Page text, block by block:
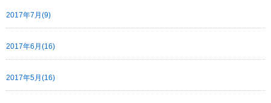
2017年7月(9)
2017年6月(16)
2017年5月(16)